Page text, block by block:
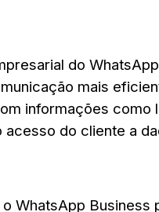
do
mais
informações como
acesso do cliente a
WhatsApp Business